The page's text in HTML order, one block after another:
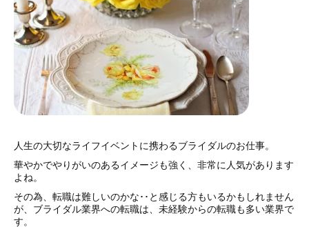
人生の大切なライフイベントに携わるブライダルのお仕事。
華やかでやりがいのあるイメージも強く、非常に人気があります
よね。
その為、転職は難しいのかな･･と感じる方もいるかもしれません
が、ブライダル業界への転職は、未経験からの転職も多い業界で
す。